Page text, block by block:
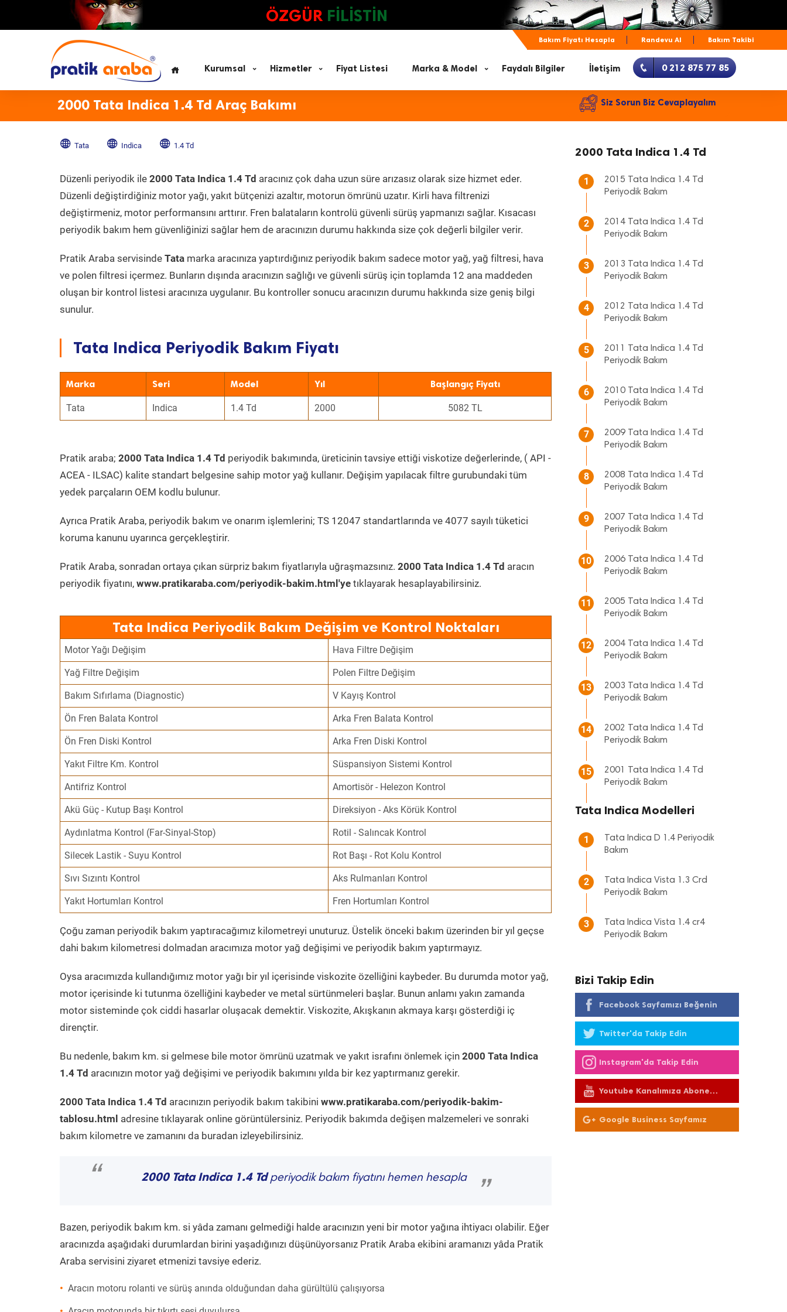
ÖZGÜR FİLİSTİN
Bakım Fiyatı Hesapla Randevu Al Bakım Takibi
Kurumsal Hizmetler Fiyat Listesi Marka & Model Faydalı Bilgiler İletişim 0 212 875 77 85
2000 Tata Indica 1.4 Td Araç Bakımı Siz Sorun Biz Cevaplayalım
Tata Indica 1.4 Td
Düzenli periyodik ile 2000 Tata Indica 1.4 Td aracınız çok daha uzun süre arızasız olarak size hizmet eder.
Düzenli değiştirdiğiniz motor yağı, yakıt bütçenizi azaltır, motorun ömrünü uzatır. Kirli hava filtrenizi
değiştirmeniz, motor performansını arttırır. Fren balataların kontrolü güvenli sürüş yapmanızı sağlar. Kısacası
periyodik bakım hem güvenliğinizi sağlar hem de aracınızın durumu hakkında size çok değerli bilgiler verir.
Pratik Araba servisinde Tata marka aracınıza yaptırdığınız periyodik bakım sadece motor yağ, yağ filtresi, hava
ve polen filtresi içermez. Bunların dışında aracınızın sağlığı ve güvenli sürüş için toplamda 12 ana maddeden
oluşan bir kontrol listesi aracınıza uygulanır. Bu kontroller sonucu aracınızın durumu hakkında size geniş bilgi
sunulur.
Tata Indica Periyodik Bakım Fiyatı
Marka Seri Model Yıl Başlangıç Fiyatı
Tata Indica 1.4 Td 2000 5082 TL
Pratik araba; 2000 Tata Indica 1.4 Td periyodik bakımında, üreticinin tavsiye ettiği viskotize değerlerinde, ( API -
ACEA - ILSAC) kalite standart belgesine sahip motor yağ kullanır. Değişim yapılacak filtre gurubundaki tüm
yedek parçaların OEM kodlu bulunur.
Ayrıca Pratik Araba, periyodik bakım ve onarım işlemlerini; TS 12047 standartlarında ve 4077 sayılı tüketici
koruma kanunu uyarınca gerçekleştirir.
Pratik Araba, sonradan ortaya çıkan sürpriz bakım fiyatlarıyla uğraşmazsınız. 2000 Tata Indica 1.4 Td aracın
periyodik fiyatını, www.pratikaraba.com/periyodik-bakim.html'ye tıklayarak hesaplayabilirsiniz.
Tata Indica Periyodik Bakım Değişim ve Kontrol Noktaları
Motor Yağı Değişim Hava Filtre Değişim
Yağ Filtre Değişim Polen Filtre Değişim
Bakım Sıfırlama (Diagnostic) V Kayış Kontrol
Ön Fren Balata Kontrol Arka Fren Balata Kontrol
Ön Fren Diski Kontrol Arka Fren Diski Kontrol
Yakıt Filtre Km. Kontrol Süspansiyon Sistemi Kontrol
Antifriz Kontrol Amortisör - Helezon Kontrol
Akü Güç - Kutup Başı Kontrol Direksiyon - Aks Körük Kontrol
Aydınlatma Kontrol (Far-Sinyal-Stop) Rotil - Salıncak Kontrol
Silecek Lastik - Suyu Kontrol Rot Başı - Rot Kolu Kontrol
Sıvı Sızıntı Kontrol Aks Rulmanları Kontrol
Yakıt Hortumları Kontrol Fren Hortumları Kontrol
Çoğu zaman periyodik bakım yaptıracağımız kilometreyi unuturuz. Üstelik önceki bakım üzerinden bir yıl geçse
dahi bakım kilometresi dolmadan aracımıza motor yağ değişimi ve periyodik bakım yaptırmayız.
Oysa aracımızda kullandığımız motor yağı bir yıl içerisinde viskozite özelliğini kaybeder. Bu durumda motor yağ,
motor içerisinde ki tutunma özelliğini kaybeder ve metal sürtünmeleri başlar. Bunun anlamı yakın zamanda
motor sisteminde çok ciddi hasarlar oluşacak demektir. Viskozite, Akışkanın akmaya karşı gösterdiği iç
dirençtir.
Bu nedenle, bakım km. si gelmese bile motor ömrünü uzatmak ve yakıt israfını önlemek için 2000 Tata Indica
1.4 Td aracınızın motor yağ değişimi ve periyodik bakımını yılda bir kez yaptırmanız gerekir.
2000 Tata Indica 1.4 Td aracınızın periyodik bakım takibini www.pratikaraba.com/periyodik-bakim-
tablosu.html adresine tıklayarak online görüntülersiniz. Periyodik bakımda değişen malzemeleri ve sonraki
bakım kilometre ve zamanını da buradan izleyebilirsiniz.
“ 2000 Tata Indica 1.4 Tdperiyodik bakım fiyatını hemen hesapla
”
Bazen, periyodik bakım km. si yâda zamanı gelmediği halde aracınızın yeni bir motor yağına ihtiyacı olabilir. Eğer
aracınızda aşağıdaki durumlardan birini yaşadığınızı düşünüyorsanız Pratik Araba ekibini aramanızı yâda Pratik
Araba servisini ziyaret etmenizi tavsiye ederiz.
Aracın motoru rolanti ve sürüş anında olduğundan daha gürültülü çalışıyorsa
2000 Tata Indica 1.4 Td
1
2015 Tata Indica 1.4 Td
Periyodik Bakım
2
2014 Tata Indica 1.4 Td
Periyodik Bakım
3
2013 Tata Indica 1.4 Td
Periyodik Bakım
4
2012 Tata Indica 1.4 Td
Periyodik Bakım
5
2011 Tata Indica 1.4 Td
Periyodik Bakım
6
2010 Tata Indica 1.4 Td
Periyodik Bakım
7
2009 Tata Indica 1.4 Td
Periyodik Bakım
8
2008 Tata Indica 1.4 Td
Periyodik Bakım
9
2007 Tata Indica 1.4 Td
Periyodik Bakım
10
2006 Tata Indica 1.4 Td
Periyodik Bakım
11
2005 Tata Indica 1.4 Td
Periyodik Bakım
12
2004 Tata Indica 1.4 Td
Periyodik Bakım
13
2003 Tata Indica 1.4 Td
Periyodik Bakım
14
2002 Tata Indica 1.4 Td
Periyodik Bakım
15
2001 Tata Indica 1.4 Td
Periyodik Bakım
Tata Indica Modelleri
1
Tata Indica D 1.4 Periyodik
Bakım
2
Tata Indica Vista 1.3 Crd
Periyodik Bakım
3
Tata Indica Vista 1.4 cr4
Periyodik Bakım
Bizi Takip Edin
Facebook Sayfamızı Beğenin
Twitter'da Takip Edin
Instagram'da Takip Edin
Youtube Kanalımıza Abone
Olun
Google Business Sayfamız